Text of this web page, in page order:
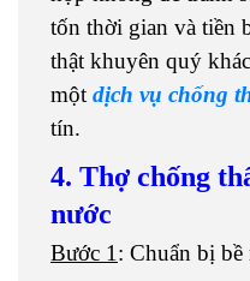
tốn thời gian và tiền
thật khuyên quý
một dịch vụ chống
tín.
4. Thợ chống
nước
Bước 1 : Chuẩn bị bề